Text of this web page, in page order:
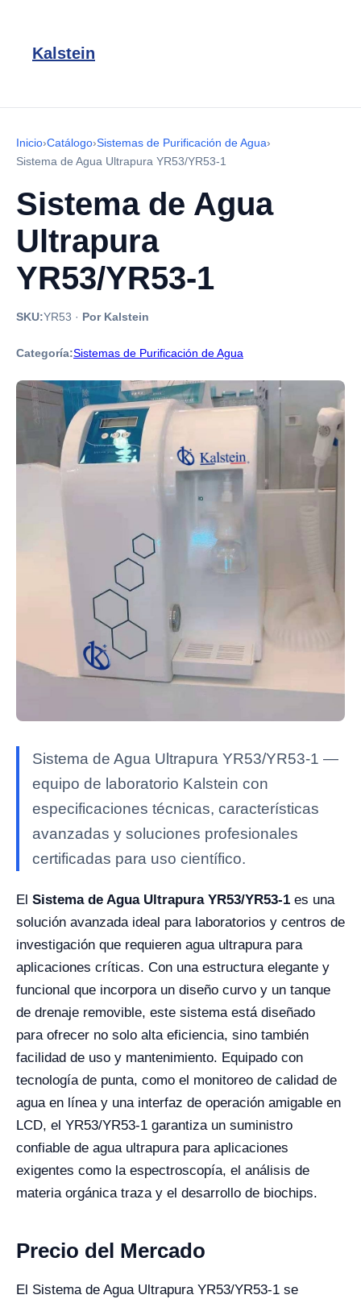
Kalstein
Inicio›Catálogo›Sistemas de Purificación de Agua›
Sistema de Agua Ultrapura YR53/YR53-1
Sistema de Agua
Ultrapura
YR53/YR53-1
SKU:YR53 · Por Kalstein
Categoría:Sistemas de Purificación de Agua
Sistema de Agua Ultrapura YR53/YR53-1 —
equipo de laboratorio Kalstein con
especificaciones técnicas, características
avanzadas y soluciones profesionales
certificadas para uso científico.
El Sistema de Agua Ultrapura YR53/YR53-1 es una
solución avanzada ideal para laboratorios y centros de
investigación que requieren agua ultrapura para
aplicaciones críticas. Con una estructura elegante y
funcional que incorpora un diseño curvo y un tanque
de drenaje removible, este sistema está diseñado
para ofrecer no solo alta eficiencia, sino también
facilidad de uso y mantenimiento. Equipado con
tecnología de punta, como el monitoreo de calidad de
agua en línea y una interfaz de operación amigable en
LCD, el YR53/YR53-1 garantiza un suministro
confiable de agua ultrapura para aplicaciones
exigentes como la espectroscopía, el análisis de
materia orgánica traza y el desarrollo de biochips.
Precio del Mercado
El Sistema de Agua Ultrapura YR53/YR53-1 se